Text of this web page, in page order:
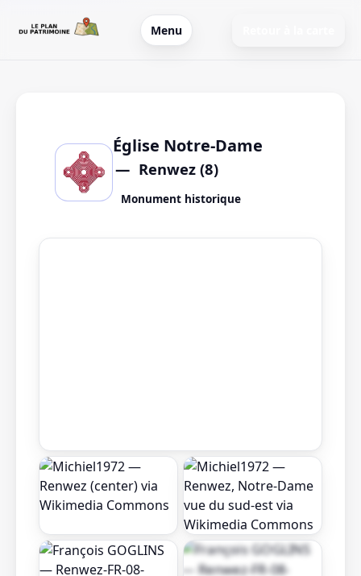
Menu
Église Notre-Dame
Renwez (8)
Monument historique